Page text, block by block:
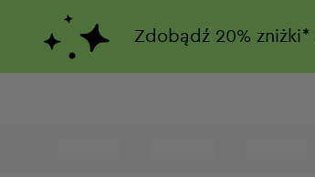
Zdobądź 20% zniżki*